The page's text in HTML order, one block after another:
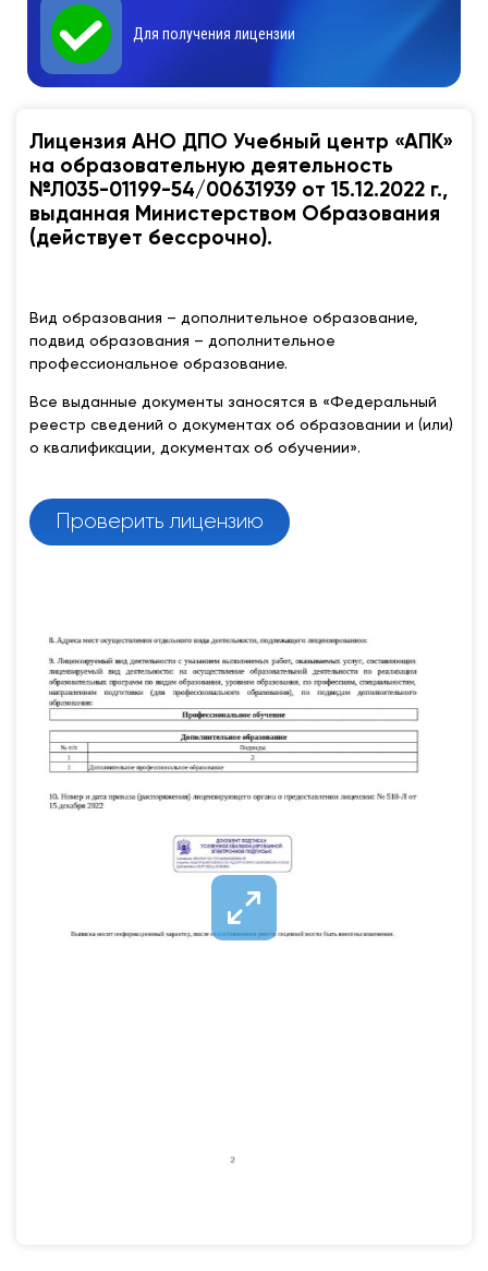
Для получения лицензии
Лицензия АНО ДПО Учебный центр «АПК»
на образовательную деятельность
№Л035-01199-54/00631939 от 15.12.2022 г.,
выданная Министерством Образования
(действует бессрочно).
Вид образования – дополнительное образование,
подвид образования – дополнительное
профессиональное образование.
Все выданные документы заносятся в «Федеральный
реестр сведений о документах об образовании и (или)
о квалификации, документах об обучении».
Проверить лицензию